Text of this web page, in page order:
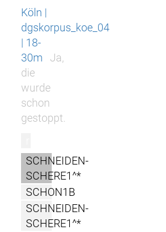
Köln |
dgskorpus_koe_04
| 18-
30m
Ja,
die
wurde
schon
gestoppt.
SCHNEIDEN-
SCHERE1^*
SCHON1B
SCHNEIDEN-
SCHERE1^*